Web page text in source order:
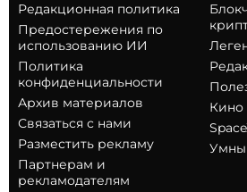
Редакционная политика
Предостережения по
использованию ИИ
Политика
конфиденциальности
Архив материалов
Связаться с нами
Разместить рекламу
Партнерам и
рекламодателям
Кино